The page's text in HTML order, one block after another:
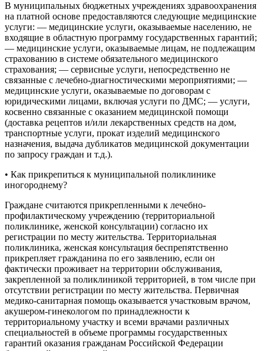
В муниципальных бюджетных учреждениях здравоохранения
на платной основе предоставляются следующие медицинские
услуги: — медицинские услуги, оказываемые населению, не
входящие в областную программу государственных гарантий;
— медицинские услуги, оказываемые лицам, не подлежащим
страхованию в системе обязательного медицинского
страхования; — сервисные услуги, непосредственно не
связанные с лечебно-диагностическими мероприятиями; —
медицинские услуги, оказываемые по договорам с
юридическими лицами, включая услуги по ДМС; — услуги,
косвенно связанные с оказанием медицинской помощи
(доставка рецептов и/или лекарственных средств на дом,
транспортные услуги, прокат изделий медицинского
назначения, выдача дубликатов медицинской документации
по запросу граждан и т.д.).
• Как прикрепиться к муниципальной поликлинике
иногороднему?
Граждане считаются прикрепленными к лечебно-
профилактическому учреждению (территориальной
поликлинике, женской консультации) согласно их
регистрации по месту жительства. Территориальная
поликлиника, женская консультация беспрепятственно
прикрепляет гражданина по его заявлению, если он
фактически проживает на территории обслуживания,
закрепленной за поликлиникой территорией, в том числе при
отсутствии регистрации по месту жительства. Первичная
медико-санитарная помощь оказывается участковым врачом,
акушером-гинекологом по принадлежности к
территориальному участку и всеми врачами различных
специальностей в объеме программы государственных
гарантий оказания гражданам Российской Федерации